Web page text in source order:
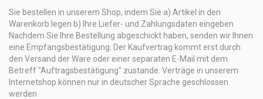
Sie bestellen in unserem Shop, indem Sie a) Artikel in den
Warenkorb legen b) Ihre Liefer- und Zahlungsdaten eingeben
Nachdem Sie Ihre Bestellung abgeschickt haben, senden wir Ihnen
eine Empfangsbestätigung. Der Kaufvertrag kommt erst durch
den Versand der Ware oder einer separaten E-Mail mit dem
Betreff "Auftragsbestätigung" zustande. Verträge in unserem
Internetshop können nur in deutscher Sprache geschlossen
werden